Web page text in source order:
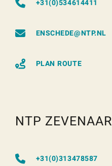
+31(0)534614411
ENSCHEDE@NTP.NL
PLAN ROUTE
NTP ZEVENAAR
+31(0)313478587